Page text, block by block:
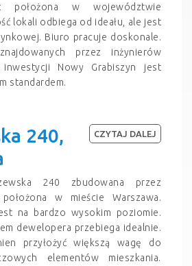
położona w województwie
lokali odbiega od ideału, ale jest
Biuro pracuje doskonale.
przez inżynierów
Nowy Grabiszyn jest
standardem.
240,
240 zbudowana przez
w mieście Warszawa.
na bardzo wysokim poziomie.
dewelopera przebiega idealnie.
przyłożyć większą wagę do
elementów mieszkania.
CZYTAJ DALEJ